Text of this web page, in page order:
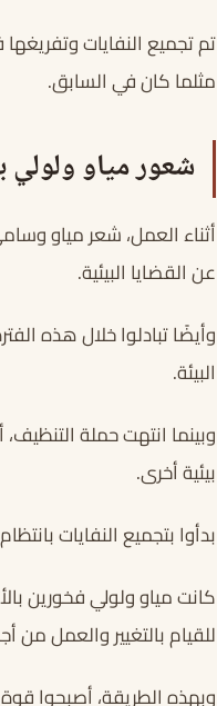
تم تجميع النفايات
مثلما كان في السابق.
شعور مياو ولولي
أثناء العمل، شعر مياو
عن القضايا البيئية.
وأيضًا تبادلوا خلال هذه
البيئة.
وبينما انتهت حملة
بيئية أخرى.
بدأوا بتجميع النفايات
كانت مياو ولولي فخورين
للقيام بالتغيير والعمل من
وبهذه الطريقة، أصبحوا